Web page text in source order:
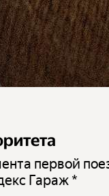
первой
Гараж *